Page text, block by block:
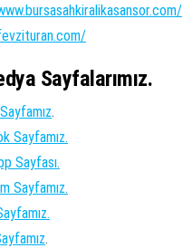
Sayfalarımız.
.
Sayfamız.
Sayfası.
Sayfamız.
.